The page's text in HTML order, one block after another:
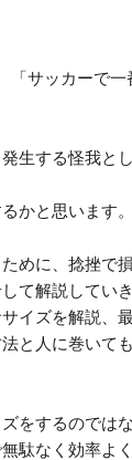
「サッカーで一
生する怪我と
かと思います。
めに、捻挫で
て解説していき
イズを解説、
と人に巻いて
をするのでは
駄なく効率よ